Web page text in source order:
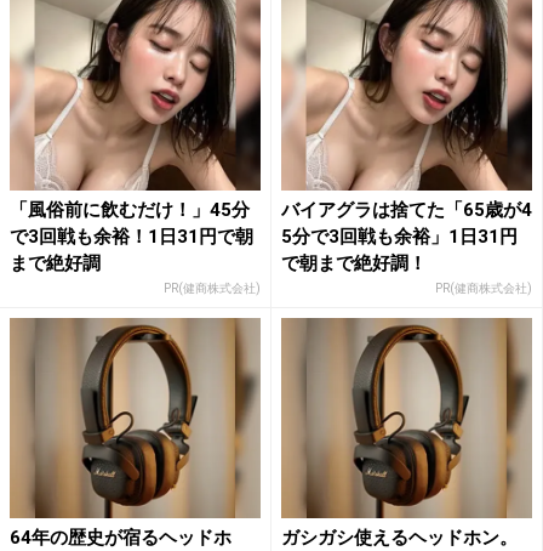
「風俗前に飲むだけ！」45分
で3回戦も余裕！1日31円で朝
まで絶好調
PR(健商株式会社)
バイアグラは捨てた「65歳が4
5分で3回戦も余裕」1日31円
で朝まで絶好調！
PR(健商株式会社)
64年の歴史が宿るヘッドホ
ガシガシ使えるヘッドホン。